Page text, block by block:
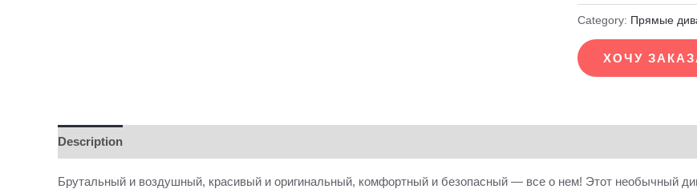
Category: Прямые
ХОЧУ
Description
Брутальный и воздушный, красивый и оригинальный, комфортный и безопасный — все о нем! Этот необычный